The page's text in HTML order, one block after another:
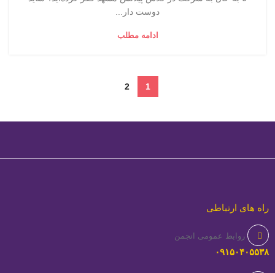
دوست دار...
ادامه مطلب
1
2
راه های ارتباطی
روابط عمومی انجمن
۰۹۱۵۰۴۰۵۵۳۸